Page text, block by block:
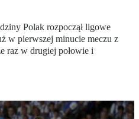
Polak rozpoczął ligowe
w pierwszej minucie meczu z
raz w drugiej połowie i